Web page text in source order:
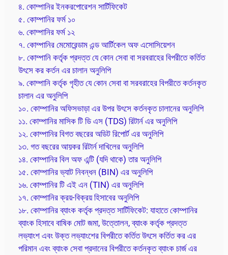
৪. কোম্পানির ইনকরপোরেশন সার্টিফিকেট
৫. কোম্পানির ফর্ম ১০
৬. কোম্পানির ফর্ম ১২
৭. কোম্পানির মেমোরেন্ডাম এন্ড আর্টিকেল অফ এসোসিয়েশন
৮. কোম্পানি কর্তৃক প্রদত্ত যে কোন সেবা বা সরবরাহের বিপরীতে কর্তিত
উৎসে কর কর্তন এর চালান অনুলিপি
৯. কোম্পানি কর্তৃক গৃহীত যে কোন সেবা বা সরবরাহের বিপরীতে কর্তনকৃত
চালান এর অনুলিপি
১০. কোম্পানির অফিসভাড়া এর উপর উৎসে কর্তনকৃত চালানের অনুলিপি
১১. কোম্পানির মাসিক টি ডি এস (TDS) রিটার্ন এর অনুলিপি
১২. কোম্পানির বিগত বছরের অডিট রিপোর্ট এর অনুলিপি
১৩. গত বছরের আয়কর রিটার্ন দাখিলের অনুলিপি
১৪. কোম্পানির বিল অফ এন্টি (যদি থাকে) তার অনুলিপি
১৫. কোম্পানির ভ্যাট নিবন্ধন (BIN) এর অনুলিপি
১৬. কোম্পানির টি এই এন (TIN) এর অনুলিপি
১৭. কোম্পানির ক্রয়-বিক্রয় হিসাবের অনুলিপি
১৮. কোম্পানির ব্যাংক কর্তৃক প্রদত্ত সার্টিফিকেট: যাহাতে কোম্পানির
ব্যাংক হিসাবে বাষিক মোট জমা, উত্তোলন, ব্যাংক কর্তৃক প্রদত্ত
লভ্যাংশ এবং উক্ত লভ্যাংশের বিপরীতে কর্তিত উৎসে কর্তিত কর এর
পরিমান এবং ব্যাংক সেবা প্রদানের বিপরীতে কর্তনকৃত ব্যাংক চার্জ এর